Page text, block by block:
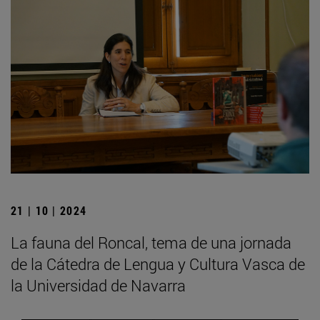
21 | 10 | 2024
La fauna del Roncal, tema de una jornada
de la Cátedra de Lengua y Cultura Vasca de
la Universidad de Navarra